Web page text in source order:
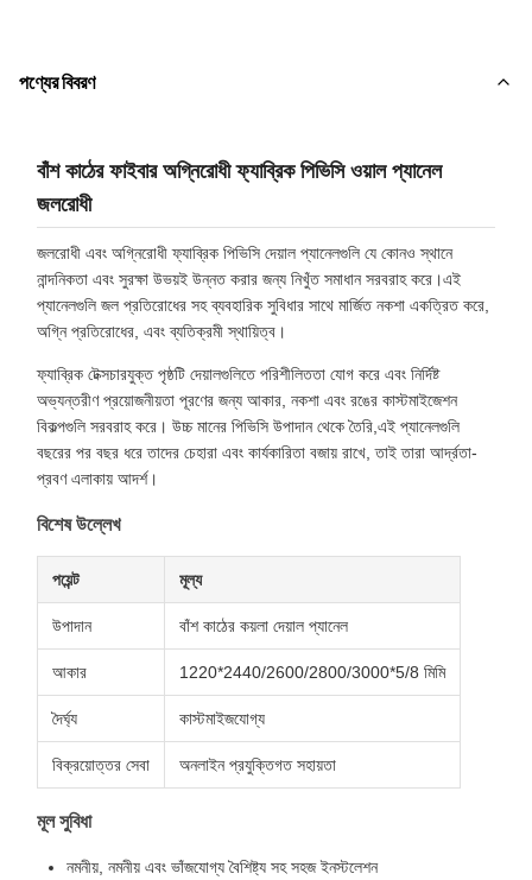
পণ্যের বিবরণ
বাঁশ কাঠের ফাইবার অগ্নিরোধী ফ্যাব্রিক পিভিসি ওয়াল প্যানেল
জলরোধী
জলরোধী এবং অগ্নিরোধী ফ্যাব্রিক পিভিসি দেয়াল প্যানেলগুলি যে কোনও স্থানে
নান্দনিকতা এবং সুরক্ষা উভয়ই উন্নত করার জন্য নিখুঁত সমাধান সরবরাহ করে।এই
প্যানেলগুলি জল প্রতিরোধের সহ ব্যবহারিক সুবিধার সাথে মার্জিত নকশা একত্রিত করে,
অগ্নি প্রতিরোধের, এবং ব্যতিক্রমী স্থায়িত্ব।
ফ্যাব্রিক টেক্সচারযুক্ত পৃষ্ঠটি দেয়ালগুলিতে পরিশীলিততা যোগ করে এবং নির্দিষ্ট
অভ্যন্তরীণ প্রয়োজনীয়তা পূরণের জন্য আকার, নকশা এবং রঙের কাস্টমাইজেশন
বিকল্পগুলি সরবরাহ করে। উচ্চ মানের পিভিসি উপাদান থেকে তৈরি,এই প্যানেলগুলি
বছরের পর বছর ধরে তাদের চেহারা এবং কার্যকারিতা বজায় রাখে, তাই তারা আর্দ্রতা-
প্রবণ এলাকায় আদর্শ।
বিশেষ উল্লেখ
পয়েন্ট মূল্য
উপাদান বাঁশ কাঠের কয়লা দেয়াল প্যানেল
আকার 1220*2440/2600/2800/3000*5/8 মিমি
দৈর্ঘ্য কাস্টমাইজযোগ্য
বিক্রয়োত্তর সেবা অনলাইন প্রযুক্তিগত সহায়তা
মূল সুবিধা
নমনীয়, নমনীয় এবং ভাঁজযোগ্য বৈশিষ্ট্য সহ সহজ ইনস্টলেশন